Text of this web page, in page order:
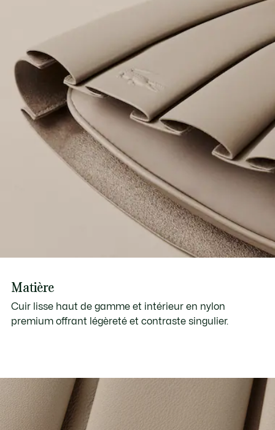
Matière
Cuir lisse haut de gamme et intérieur en nylon
premium offrant légèreté et contraste singulier.